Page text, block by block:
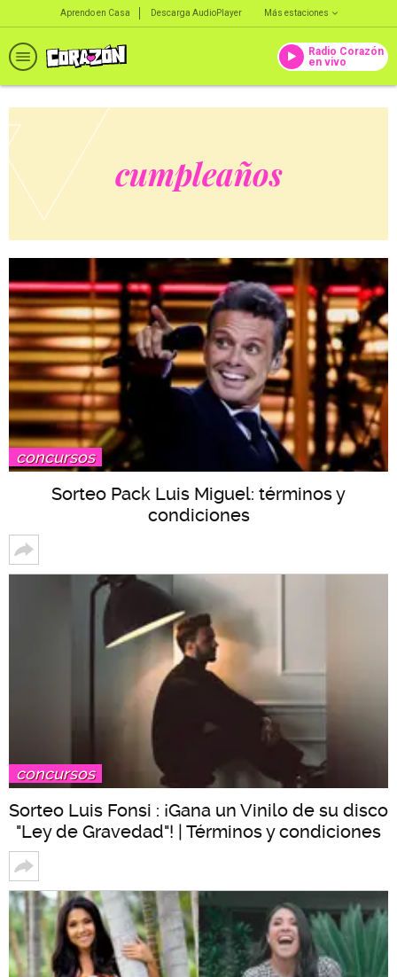
Aprendo en Casa Descarga AudioPlayer Más estaciones
Radio Corazón
en vivo
cumpleaños
concursos
Sorteo Pack Luis Miguel: términos y
condiciones
concursos
Sorteo Luis Fonsi : ¡Gana un Vinilo de su disco
"Ley de Gravedad"! | Términos y condiciones